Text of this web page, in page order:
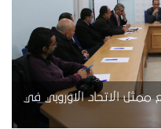
الاتحاد الاوروبي في